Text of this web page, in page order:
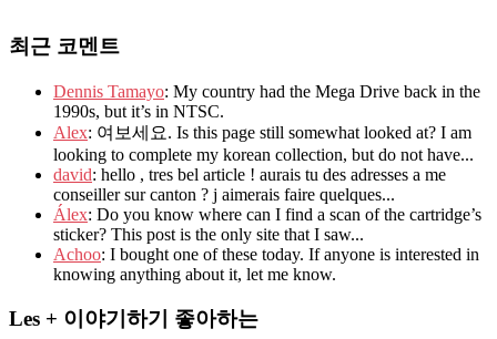
최근 코멘트
Dennis Tamayo: My country had the Mega Drive back in the
1990s, but it’s in NTSC.
Alex: 여보세요. Is this page still somewhat looked at? I am
looking to complete my korean collection, but do not have...
david: hello , tres bel article ! aurais tu des adresses a me
conseiller sur canton ? j aimerais faire quelques...
Álex: Do you know where can I find a scan of the cartridge’s
sticker? This post is the only site that I saw...
Achoo: I bought one of these today. If anyone is interested in
knowing anything about it, let me know.
Les + 이야기하기 좋아하는